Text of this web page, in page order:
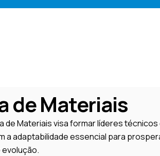
de Materiais
de Materiais visa formar líderes
a adaptabilidade essencial para